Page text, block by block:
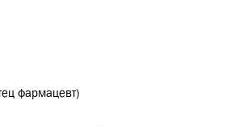
фармацевт)